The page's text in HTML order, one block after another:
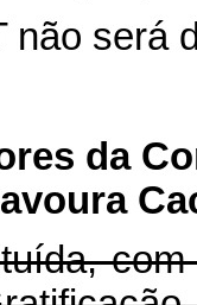
não será
da